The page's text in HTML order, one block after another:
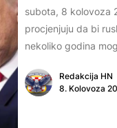
subota, 8 kolovoza
procjenjuju da bi
nekoliko godina
Redakcija HN
8. Kolovoza